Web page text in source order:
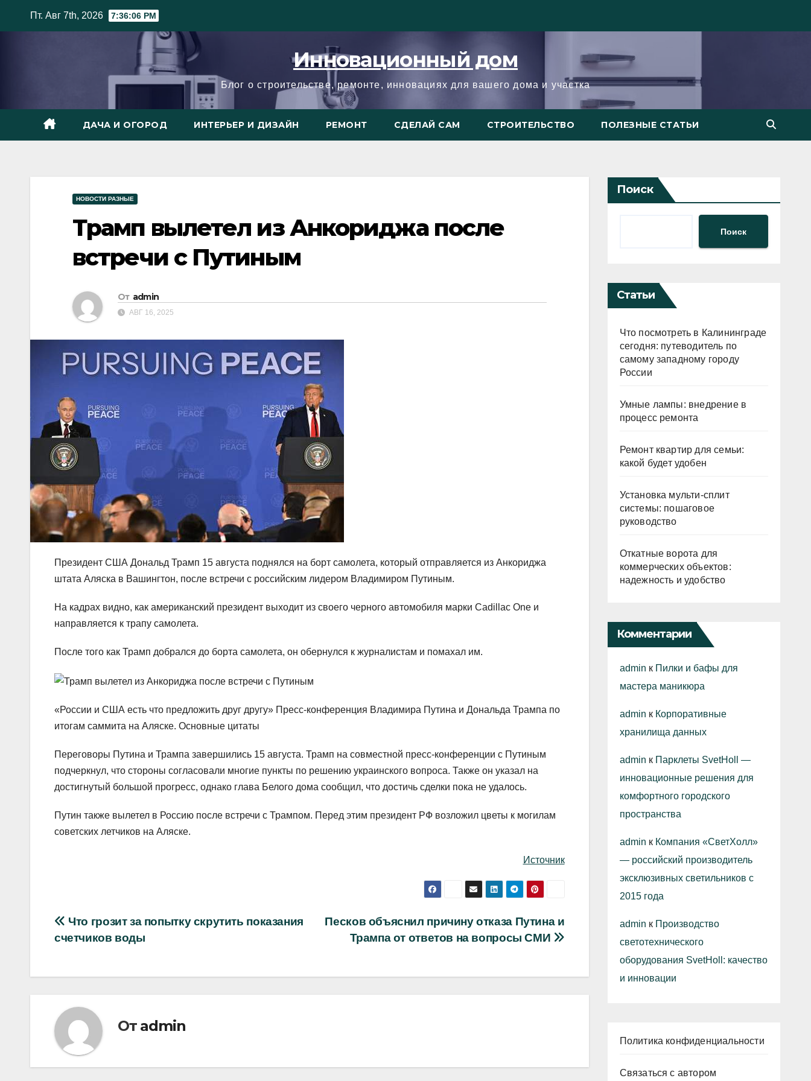
Пт. Авг 7th, 2026 7:36:07 PM
Инновационный дом
Блог о строительстве, ремонте, инновациях для вашего дома и участка
ДАЧА И ОГОРОД ИНТЕРЬЕР И ДИЗАЙН РЕМОНТ СДЕЛАЙ САМ СТРОИТЕЛЬСТВО ПОЛЕЗНЫЕ СТАТЬИ
НОВОСТИ РАЗНЫЕ
Трамп вылетел из Анкориджа после
встречи с Путиным
От admin
АВГ 16, 2025
Президент США Дональд Трамп 15 августа поднялся на борт самолета, который отправляется из Анкориджа
штата Аляска в Вашингтон, после встречи с российским лидером Владимиром Путиным.
На кадрах видно, как американский президент выходит из своего черного автомобиля марки Cadillac One и
направляется к трапу самолета.
После того как Трамп добрался до борта самолета, он обернулся к журналистам и помахал им.
«России и США есть что предложить друг другу» Пресс-конференция Владимира Путина и Дональда Трампа по
итогам саммита на Аляске. Основные цитаты
Переговоры Путина и Трампа завершились 15 августа. Трамп на совместной пресс-конференции с Путиным
подчеркнул, что стороны согласовали многие пункты по решению украинского вопроса. Также он указал на
достигнутый большой прогресс, однако глава Белого дома сообщил, что достичь сделки пока не удалось.
Путин также вылетел в Россию после встречи с Трампом. Перед этим президент РФ возложил цветы к могилам
советских летчиков на Аляске.
Источник
Навигация
записям
Песков объяснил причину отказа Путина и
Трампа от ответов на вопросы СМИ
Что грозит за попытку скрутить показания
счетчиков воды
От admin
Поиск
Поиск
Статьи
Что посмотреть в Калининграде
сегодня: путеводитель по
самому западному городу
России
Умные лампы: внедрение в
процесс ремонта
Ремонт квартир для семьи:
какой будет удобен
Установка мульти-сплит
системы: пошаговое
руководство
Откатные ворота для
коммерческих объектов:
надежность и удобство
Комментарии
admin к Пилки и бафы для
мастера маникюра
admin к Корпоративные
хранилища данных
admin к Парклеты SvetHoll —
инновационные решения для
комфортного городского
пространства
admin к Компания «СветХолл»
— российский производитель
эксклюзивных светильников с
2015 года
admin к Производство
светотехнического
оборудования SvetHoll: качество
и инновации
Политика конфиденциальности
Связаться с автором